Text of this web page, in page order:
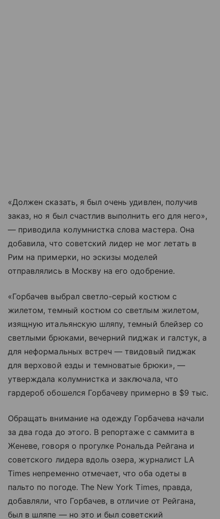
«Должен сказать, я был очень удивлен, получив
заказ, но я был счастлив выполнить его для него»,
— приводила колумнистка слова мастера. Она
добавила, что советский лидер не мог летать в
Рим на примерки, но эскизы моделей
отправлялись в Москву на его одобрение.
«Горбачев выбрал светло-серый костюм с
жилетом, темный костюм со светлым жилетом,
изящную итальянскую шляпу, темный блейзер со
светлыми брюками, вечерний пиджак и галстук, а
для неформальных встреч — твидовый пиджак
для верховой езды и темноватые брюки», —
утверждала колумнистка и заключала, что
гардероб обошелся Горбачеву примерно в $9 тыс.
Обращать внимание на одежду Горбачева начали
за два года до этого. В репортаже с саммита в
Женеве, говоря о прогулке Рональда Рейгана и
советского лидера вдоль озера, журналист LA
Times непременно отмечает, что оба одеты в
пальто по погоде. The New York Times, правда,
добавляли, что Горбачев, в отличие от Рейгана,
был в шляпе — но это и был советский